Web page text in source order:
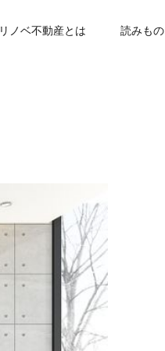
リノベ不動産とは 読みもの